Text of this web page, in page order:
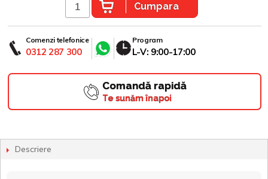
Cumpara
Comenzi telefonice
0312 287 300
Program
L-V: 9:00-17:00
Comandă rapidă
Te sunăm înapoi
Descriere